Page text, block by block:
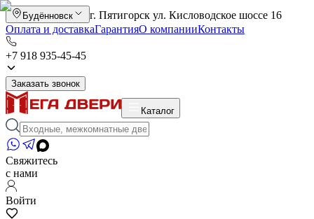
Будённовск
г. Пятигорск ул. Кисловодское шоссе 16
Оплата и доставкаГарантияО компанииКонтакты
+7 918 935-45-45
Заказать звонок
Каталог
Свяжитесь
с нами
Войти